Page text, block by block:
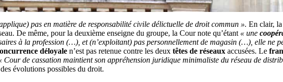
pas en matière de responsabilité civile délictuelle de droit commun ». En clair,
De même, pour la deuxième enseigne du groupe, la Cour note qu’étant « une
à la profession (…), et (n’exploitant) pas personnellement de magasin (…), elle ne
déloyale n’est pas retenue contre les deux têtes de réseaux accusées. Le
Cour de cassation maintient son appréhension juridique minimaliste du réseau de
évolutions possibles du droit.